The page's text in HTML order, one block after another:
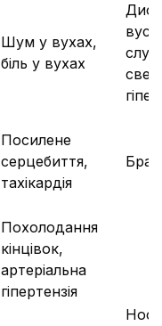
Шум у вухах,
біль у вухах
Посилене
серцебиття,
тахікардія
Похолодання
кінцівок,
артеріальна
гіпертензія